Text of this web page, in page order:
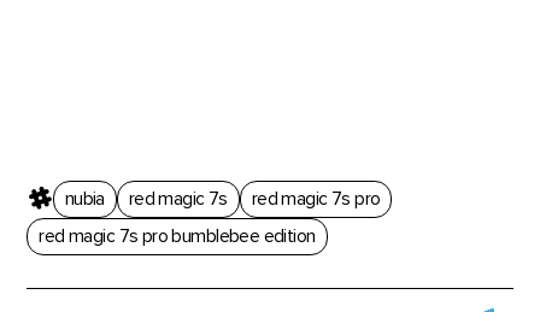
nubia red magic 7s
red magic 7s pro
red magic 7s pro bumblebee edition